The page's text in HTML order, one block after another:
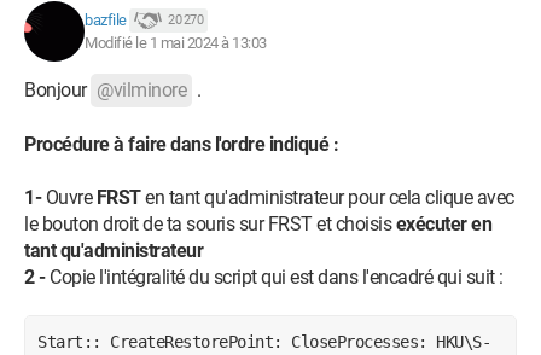
bazfile 20 270
Modifié le 1 mai 2024 à 13:03
Bonjour @vilminore .
Procédure à faire dans l'ordre indiqué :
1-Ouvre FRSTen tant qu'administrateur pour cela clique avec
le bouton droit de ta souris sur FRST et choisisexécuter en
tant qu'administrateur
2 -Copie l'intégralité du script qui est dans l'encadré qui suit :
Start:: CreateRestorePoint: CloseProcesses: HKU\S-